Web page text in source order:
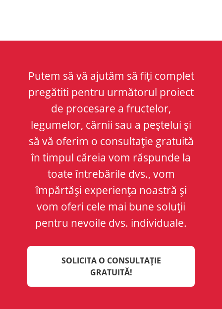
Putem să vă ajutăm să fiți complet
pregătiti pentru următorul proiect
de procesare a fructelor,
legumelor, cărnii sau a peștelui și
să vă oferim o consultație gratuită
în timpul căreia vom răspunde la
toate întrebările dvs., vom
împărtăși experiența noastră și
vom oferi cele mai bune soluții
pentru nevoile dvs. individuale.
SOLICITA O CONSULTAȚIE
GRATUITĂ!